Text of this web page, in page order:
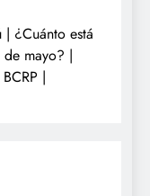
¿Cuánto está
mayo? |
|